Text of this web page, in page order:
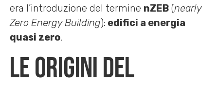
era l’introduzione del termine nZEB (nearly
Zero Energy Building): edifici a energia
quasi zero.
Le origini del